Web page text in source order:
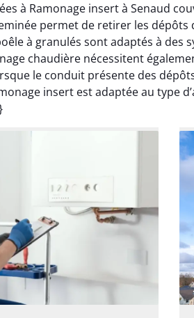
à Ramonage insert à Senaud
permet de retirer les
à granulés sont adaptés à
chaudière nécessitent
le conduit présente des
insert est adaptée au type